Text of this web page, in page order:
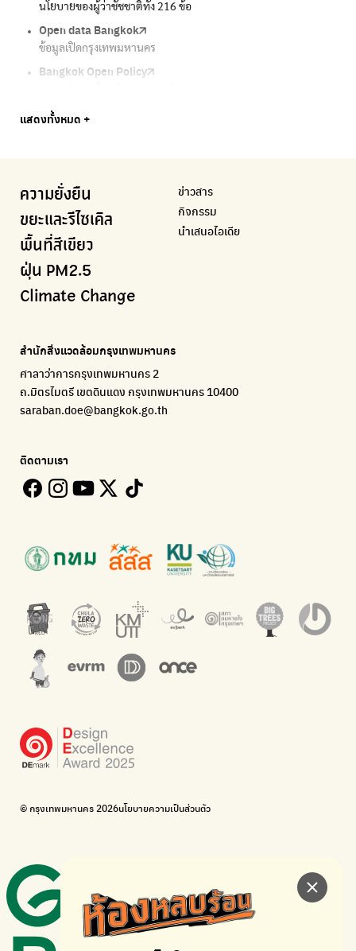
นโยบายของผู้ว่าชัชชาติทั้ง 216 ข้อ
Open data Bangkok
ข้อมูลเปิดกรุงเทพมหานคร
Bangkok Open Policy
Bangkok Trees
BKK Zero Waste
กรุงเทพฯไม่เทรวม
ลุงซาเล้งกับขยะที่หายไป
เริ่มแยกขยะตั้งแต่วันนี้ เดี๋ยวลุงสอนให้
CHULA Zero Waste
จัดการขยะภายในพื้นที่อย่างเป็นระบบ
ECOLIFE
แพลตฟอร์มเพื่อสิ่งแวดล้อม
Environman
เรื่องราวสิ่งแวดล้อม เพื่อสร้างความตระหนัก
ติดตามความคืบหน้านโยบายกรุงเทพมหานคร
Kong Green Green
แอปแยกขยะได้ง่ายๆเพียงสแกนบาร์โค้ดสินค้า
Net Zero Carbon
The Sustainment
การบริหารองค์กรเพื่อสังคมและสิ่งแวดล้อม
WonWon
รวมร้านซ่อมใกล้บ้านคุณ
Bike for Everyone
BUCA
ภาคีจักรยานเมือง กรุงเทพฯ
เดินไป ปั่นไป
แสดงทั้งหมด +
กรุงเทพฯไม่เทรวม
ลุงซาเล้งกับขยะที่หายไป
เริ่มแยกขยะตั้งแต่วันนี้ เดี๋ยวลุงสอนให้
CHULA Zero Waste
Green2Get
กรมควบคุมมลพิษ
แหล่งข้อมูลเกี่ยวกับมาตรฐานคุณภาพอากาศ น้ำ และเสียง
มูลนิธิโลกสีเขียว
สร้างโลกเขียวด้วยพลังเรียนรู้
How to ting
การแยกขยะให้สนุก
Plaplus
แพลตฟอร์มการจัดการพลาสติกชีวภาพหลังการกินดื่ม
Loopers
รวบรวมและส่งต่อเสื้อผ้ามือสองคุณภาพดี
รับซื้อขยะถึงบ้าน
ECOLIFE
กำจัด E-waste อย่างถูกวิธี ตามจุดรับ และไปรษณีย์
Green map
มือวิเศษกรุงเทพ
บริจาคขยะไปอัพไซเคิลเป็นชุดพนักงานกวาดถนน
WonWon
รวมร้านซ่อมใกล้บ้านคุณ
รายงานคุณภาพอากาศในกรุงเทพมหานคร
Air4Thai
ตรวจสอบสภาพอากาศรอบตัวคุณง่ายๆ
กรมควบคุมมลพิษ
Line Alert
Greenpeace
มูลนิธิสภาประชาชนเพื่อสิ่งแวดล้อม
สำนักสิ่งแวดล้อม กรุงเทพมหานคร
ศูนย์ข้อมูลกระจายข่าวส่งเสริมอนุรักษ์พลังงาน กทม.
เตะฝุ่น
แผนที่การระบายอากาศในช่วงสูงสุดของแต่ละวัน
โครงการเพิ่มพื้นที่สีเขียวภายในปี 2030
We park
เครือข่ายพัฒนาเมืองและชุมชนสุขภาวะ
Thai Green Urban (TGU)
Urban Design and Development Center
กระทรวงทรัพยากรธรรมชาติและสิ่งแวดล้อม
กรมส่งเสริมคุณภาพและสิ่งแวดล้อม
เรื่องราวในกรุงเทพโดยครีเอเตอร์
กรมควบคุมมลพิษ
แหล่งข้อมูลเกี่ยวกับมาตรฐานคุณภาพอากาศ น้ำ และเสียง
Greenpeace
Climate Strike Thailand
Carbon Footprint Thailand
เรียนรู้เครื่องมือคำนวณคาร์บอนฟุตพริ้นท์
กรมอุตุนิยมวิทยา
กรมควบคุมอากาศรวมถึงการแจ้งเตือนภัยพิบัติ
Net Zero Carbon
Everything about our planet and more
35 Hours Bangkok Nature Play
โครงการ 35 ชั่วโมงการเรียนรู้ธรรมชาติผ่านการเล่น
ความยั่งยืน
ขยะและรีไซเคิล
พื้นที่สีเขียว
ฝุ่น PM2.5
Climate Change
ข่าวสาร
กิจกรรม
นำเสนอไอเดีย
สำนักสิ่งแวดล้อมกรุงเทพมหานคร
ศาลาว่าการกรุงเทพมหานคร 2
ถ.มิตรไมตรี เขตดินแดง กรุงเทพมหานคร 10400
saraban.doe@bangkok.go.th
ติดตามเรา
© กรุงเทพมหานคร 2026นโยบายความเป็นส่วนตัว